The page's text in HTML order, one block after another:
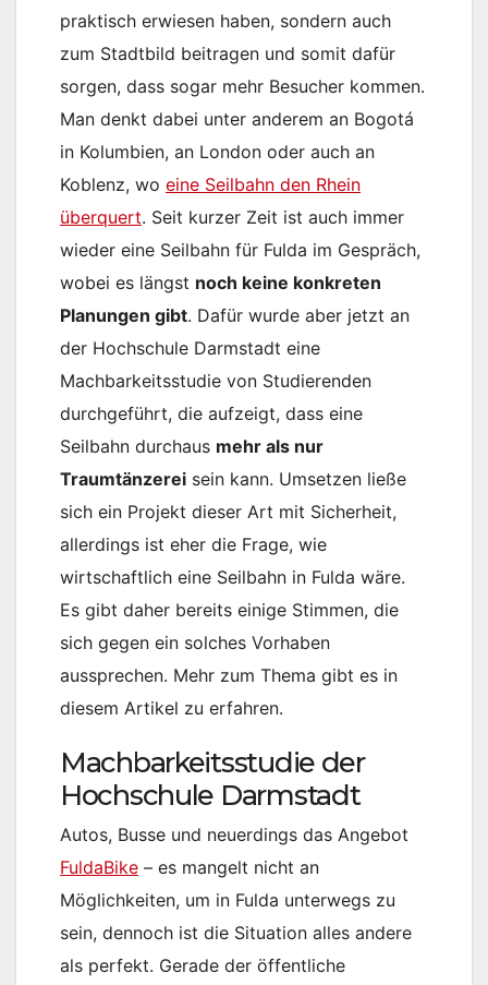
praktisch erwiesen haben, sondern auch
zum Stadtbild beitragen und somit dafür
sorgen, dass sogar mehr Besucher kommen.
Man denkt dabei unter anderem an Bogotá
in Kolumbien, an London oder auch an
Koblenz, wo eine Seilbahn den Rhein
überquert. Seit kurzer Zeit ist auch immer
wieder eine Seilbahn für Fulda im Gespräch,
wobei es längst noch keine konkreten
Planungen gibt. Dafür wurde aber jetzt an
der Hochschule Darmstadt eine
Machbarkeitsstudie von Studierenden
durchgeführt, die aufzeigt, dass eine
Seilbahn durchaus mehr als nur
Traumtänzerei sein kann. Umsetzen ließe
sich ein Projekt dieser Art mit Sicherheit,
allerdings ist eher die Frage, wie
wirtschaftlich eine Seilbahn in Fulda wäre.
Es gibt daher bereits einige Stimmen, die
sich gegen ein solches Vorhaben
aussprechen. Mehr zum Thema gibt es in
diesem Artikel zu erfahren.
Machbarkeitsstudie der
Hochschule Darmstadt
Autos, Busse und neuerdings das Angebot
FuldaBike – es mangelt nicht an
Möglichkeiten, um in Fulda unterwegs zu
sein, dennoch ist die Situation alles andere
als perfekt. Gerade der öffentliche